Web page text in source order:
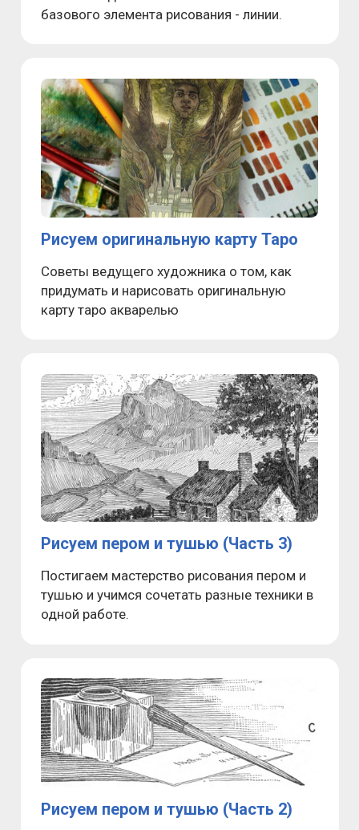
базового элемента рисования - линии.
Рисуем оригинальную карту Таро
Советы ведущего художника о том, как
придумать и нарисовать оригинальную
карту таро акварелью
Рисуем пером и тушью (Часть 3)
Постигаем мастерство рисования пером и
тушью и учимся сочетать разные техники в
одной работе.
Рисуем пером и тушью (Часть 2)